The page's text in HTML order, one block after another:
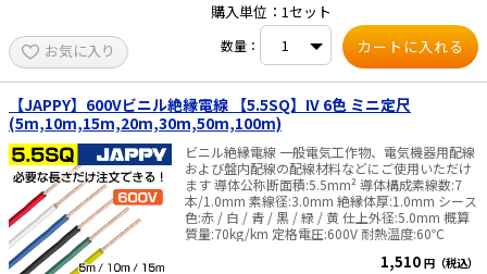
ブレーカー探査機能 信号出力形式：信号電流によ
る磁束検出 出力：4点のLEDランプ点灯表示、ブ
ザー鳴動 探査感度：感度調整ボリューム 動作距
離：300m ・使用電池：リチウム電池、
CR2032×1（電池は付属しておりません） ・寸
法：142×35×19.5mm ・質量：35g（電池含
む） 【死線用受信器】 ●ブレーカー探査機能 探
査条件：死線専用 出力：LEDランプ点滅表示、ブ
ザー鳴動 電池交換表示：電源 LEDが点滅 動作距
離：300m ・使用電池：単3アルカリ乾電池
×2（電池は付属しておりません） ・寸法：
105×75×26.4mm（本体のみ） ・質量：
151g（電池含む） 【送信機】 ・使用電圧範囲：
DC／AC、15V～264V ・探査信号周波数：5kHz ・
寸法：90×50×31mm ・質量：72g ●共通仕様
・使用温度範囲：0℃～40℃（80%RH以下） ・セ
お気に入り
購入単位：1セット
数量：
【JAPPY】600Vビニル絶縁電線 【5.5SQ】IV 6色 ミニ定尺
(5m,10m,15m,20m,30m,50m,100m)
ビニル絶縁電線 一般電気工作物、電気機器用配線
および盤内配線の配線材料などにご使用いただけ
ます 導体公称断面積:5.5mm² 導体構成素線数:7
本/1.0mm 素線径:3.0mm 絶縁体厚:1.0mm シース
色:赤 / 白 / 青 / 黒 / 緑 / 黄 仕上外径:5.0mm 概算
質量:70kg/km 定格電圧:600V 耐熱温度:60℃
1,510 円（税込）